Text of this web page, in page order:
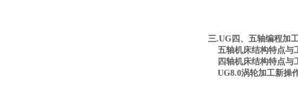
三.UG四、五轴编程加
五轴机床结构特点与
四轴机床结构特点与
UG8.0涡轮加工新操